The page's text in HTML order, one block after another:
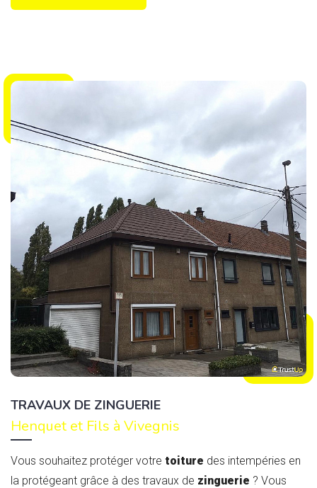
TRAVAUX DE ZINGUERIE
Henquet et Fils à Vivegnis
Vous souhaitez protéger votre toiture des intempéries en
la protégeant grâce à des travaux de zinguerie ? Vous